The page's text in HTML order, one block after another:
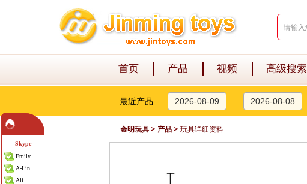
首页 产品 视频 高级搜索
最近产品 2026-08-09 2026-08-08
Skype
Emily
A-Lin
Ali
金明玩具 > 产品 > 玩具详细资料